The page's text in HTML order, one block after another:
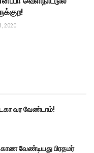
2020
வர வேண்டாம்!
காண வேண்டியது பிரதமர்